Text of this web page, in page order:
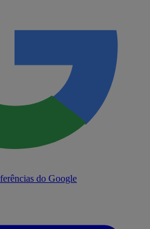
do Google